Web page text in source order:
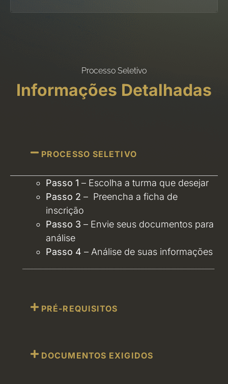
Processo Seletivo
Informações Detalhadas
PROCESSO SELETIVO
Passo 1 – Escolha a turma que desejar
Passo 2 – Preencha a ficha de
inscrição
Passo 3 – Envie seus documentos para
análise
Passo 4 – Análise de suas informações
PRÉ-REQUISITOS
DOCUMENTOS EXIGIDOS